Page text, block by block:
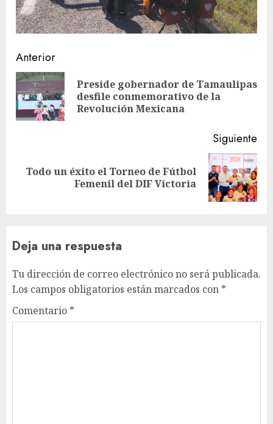
Sigue
leyendo
Anterior
Preside gobernador de Tamaulipas
desfile conmemorativo de la
Revolución Mexicana
Siguiente
Siguiente
Todo un éxito el Torneo de Fútbol
Femenil del DIF Victoria
Deja una respuesta
Tu dirección de correo electrónico no será publicada.
Los campos obligatorios están marcados con *
Comentario *